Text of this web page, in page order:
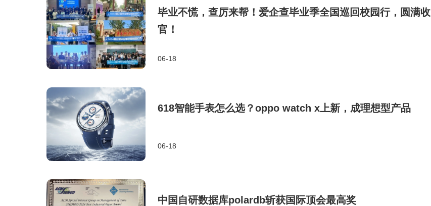
毕业不慌，查厉来帮！爱企查毕业季全国巡回校园行，圆满收
官！
06-18
618智能手表怎么选？oppo watch x上新，成理想型产品
06-18
中国自研数据库polardb斩获国际顶会最高奖